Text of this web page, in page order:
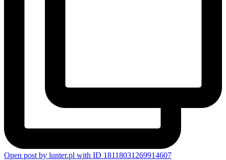
Open post by lunter.pl with ID 18118031269914607